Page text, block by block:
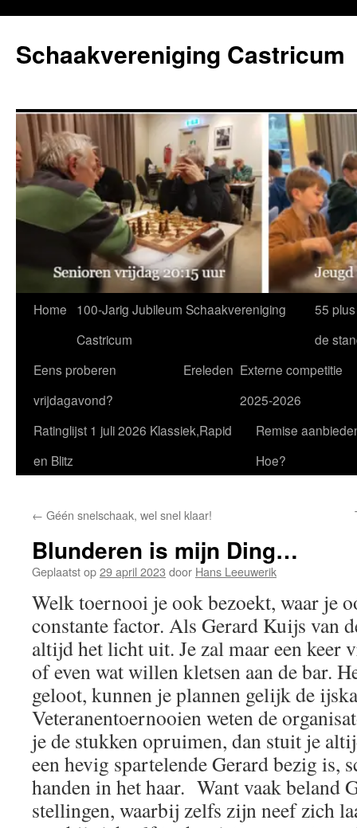
de
inhoud
Schaakvereniging Castricum
Home
100-Jarig Jubileum Schaakvereniging
Castricum
55
de
Eens proberen
vrijdagavond?
Ereleden Externe competitie
2025-2026
Ratinglijst 1 juli 2026 Klassiek,Rapid
en Blitz
Remise
Hoe?
← Géén snelschaak, wel snel klaar!
Blunderen is mijn Ding…
Geplaatst op29 april 2023 door Hans Leeuwerik
Welk toernooi je ook bezoekt, waar je
constante factor. Als Gerard Kuijs van
altijd het licht uit. Je zal maar een keer
of even wat willen kletsen aan de bar.
geloot, kunnen je plannen gelijk de
Veteranentoernooien weten de
je de stukken opruimen, dan stuit je
een hevig spartelende Gerard bezig is,
handen in het haar. Want vaak beland
stellingen, waarbij zelfs zijn neef zich